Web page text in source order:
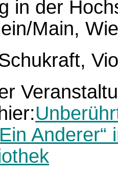
in der
Main,